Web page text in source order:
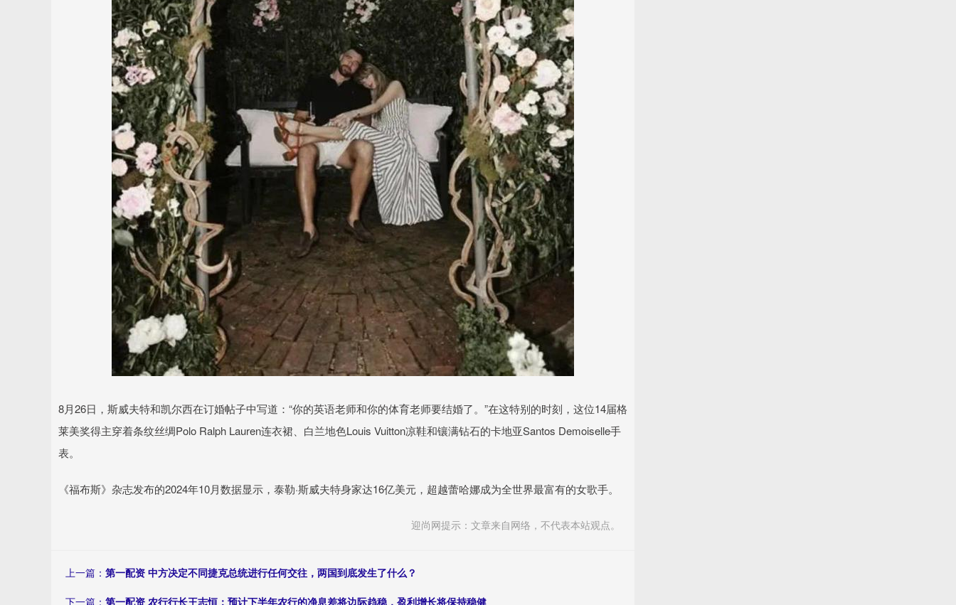
8月26日，斯威夫特和凯尔西在订婚帖子中写道：“你的英语老师和你的体育老师要结婚了。”在这特别的时刻，这位14届格
莱美奖得主穿着条纹丝绸Polo Ralph Lauren连衣裙、白兰地色Louis Vuitton凉鞋和镶满钻石的卡地亚Santos Demoiselle手
表。
《福布斯》杂志发布的2024年10月数据显示，泰勒·斯威夫特身家达16亿美元，超越蕾哈娜成为全世界最富有的女歌手。
迎尚网提示：文章来自网络，不代表本站观点。
上一篇： 第一配资 中方决定不同捷克总统进行任何交往，两国到底发生了什么？
下一篇： 第一配资 农行行长王志恒：预计下半年农行的净息差将边际趋稳，盈利增长将保持稳健